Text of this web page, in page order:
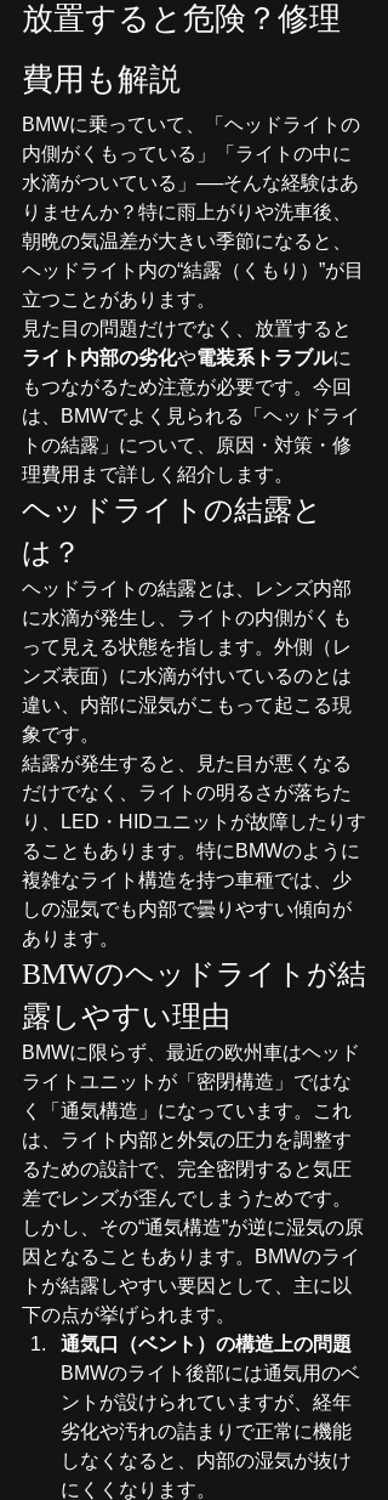
放置すると危険？修理
費用も解説
BMWに乗っていて、「ヘッドライトの
内側がくもっている」「ライトの中に
水滴がついている」──そんな経験はあ
りませんか？特に雨上がりや洗車後、
朝晩の気温差が大きい季節になると、
ヘッドライト内の“結露（くもり）”が目
立つことがあります。
見た目の問題だけでなく、放置すると
ライト内部の劣化や電装系トラブルに
もつながるため注意が必要です。今回
は、BMWでよく見られる「ヘッドライ
トの結露」について、原因・対策・修
理費用まで詳しく紹介します。
ヘッドライトの結露と
は？
ヘッドライトの結露とは、レンズ内部
に水滴が発生し、ライトの内側がくも
って見える状態を指します。外側（レ
ンズ表面）に水滴が付いているのとは
違い、内部に湿気がこもって起こる現
象です。
結露が発生すると、見た目が悪くなる
だけでなく、ライトの明るさが落ちた
り、LED・HIDユニットが故障したりす
ることもあります。特にBMWのように
複雑なライト構造を持つ車種では、少
しの湿気でも内部で曇りやすい傾向が
あります。
BMWのヘッドライトが結
露しやすい理由
BMWに限らず、最近の欧州車はヘッド
ライトユニットが「密閉構造」ではな
く「通気構造」になっています。これ
は、ライト内部と外気の圧力を調整す
るための設計で、完全密閉すると気圧
差でレンズが歪んでしまうためです。
しかし、その“通気構造”が逆に湿気の原
因となることもあります。BMWのライ
トが結露しやすい要因として、主に以
下の点が挙げられます。
通気口（ベント）の構造上の問題
BMWのライト後部には通気用のベ
ントが設けられていますが、経年
劣化や汚れの詰まりで正常に機能
しなくなると、内部の湿気が抜け
にくくなります。